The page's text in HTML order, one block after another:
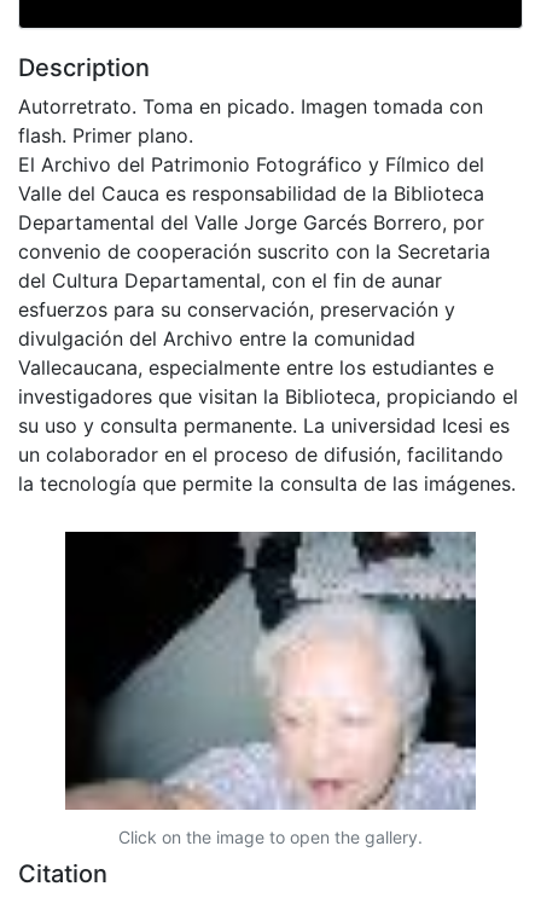
Description
Autorretrato. Toma en picado. Imagen tomada con
flash. Primer plano.
El Archivo del Patrimonio Fotográfico y Fílmico del
Valle del Cauca es responsabilidad de la Biblioteca
Departamental del Valle Jorge Garcés Borrero, por
convenio de cooperación suscrito con la Secretaria
del Cultura Departamental, con el fin de aunar
esfuerzos para su conservación, preservación y
divulgación del Archivo entre la comunidad
Vallecaucana, especialmente entre los estudiantes e
investigadores que visitan la Biblioteca, propiciando el
su uso y consulta permanente. La universidad Icesi es
un colaborador en el proceso de difusión, facilitando
la tecnología que permite la consulta de las imágenes.
Click on the image to open the gallery.
Citation